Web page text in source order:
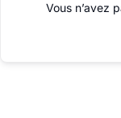
Vous n’avez